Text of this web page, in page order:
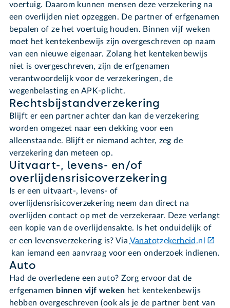
voertuig. Daarom kunnen mensen deze verzekering na
een overlijden niet opzeggen. De partner of erfgenamen
bepalen of ze het voertuig houden. Binnen vijf weken
moet het kentekenbewijs zijn overgeschreven op naam
van een nieuwe eigenaar. Zolang het kentekenbewijs
niet is overgeschreven, zijn de erfgenamen
verantwoordelijk voor de verzekeringen, de
wegenbelasting en APK-plicht.
Rechtsbijstandverzekering
Blijft er een partner achter dan kan de verzekering
worden omgezet naar een dekking voor een
alleenstaande. Blijft er niemand achter, zeg de
verzekering dan meteen op.
Uitvaart-, levens- en/of
overlijdensrisicoverzekering
Is er een uitvaart-, levens- of
overlijdensrisicoverzekering neem dan direct na
overlijden contact op met de verzekeraar. Deze verlangt
een kopie van de overlijdensakte. Is het onduidelijk of
er een levensverzekering is? Via Vanatotzekerheid.nl
kan iemand een aanvraag voor een onderzoek indienen.
Auto
Had de overledene een auto? Zorg ervoor dat de
erfgenamen binnen vijf weken het kentekenbewijs
hebben overgeschreven (ook als je de partner bent van